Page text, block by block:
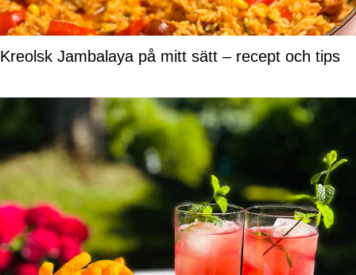
Kreolsk Jambalaya på mitt sätt – recept och tips